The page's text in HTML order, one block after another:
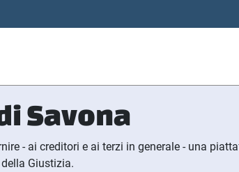
Savona
- ai creditori e ai terzi in generale - una
Giustizia.